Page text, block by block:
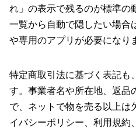
れ」の表示で残るのが標準の
一覧から自動で隠したい場合
や専用のアプリが必要になり
特定商取引法に基づく表記も
す。事業者名や所在地、返品
で、ネットで物を売る以上は
イバシーポリシー、利用規約